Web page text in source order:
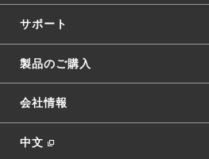
サポート
製品のご購入
会社情報
中文